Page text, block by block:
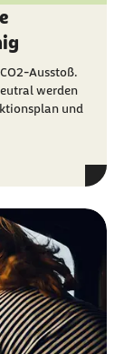
Ausstoß.
werden
und